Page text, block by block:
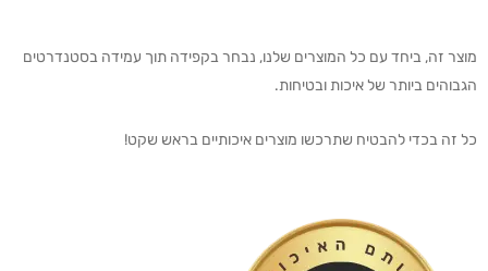
מוצר זה, ביחד עם כל המוצרים שלנו, נבחר בקפידה תוך עמידה בסטנדרטים
הגבוהים ביותר של איכות ובטיחות.
כל זה בכדי להבטיח שתרכשו מוצרים איכותיים בראש שקט!